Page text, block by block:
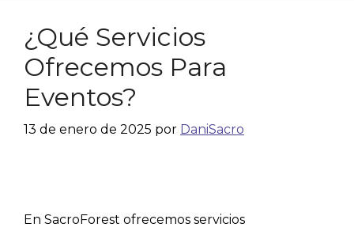
¿Qué Servicios
Ofrecemos Para
Eventos?
13 de enero de 2025 por DaniSacro
En SacroForest ofrecemos servicios